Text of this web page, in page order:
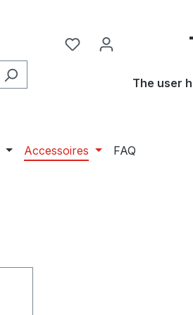
The user
Accessoires FAQ